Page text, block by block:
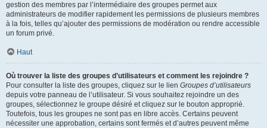
gestion des membres par l’intermédiaire des groupes permet aux
administrateurs de modifier rapidement les permissions de plusieurs membres
à la fois, telles qu’ajouter des permissions de modération ou rendre accessible
un forum privé.
Haut
Où trouver la liste des groupes d’utilisateurs et comment les rejoindre ?
Pour consulter la liste des groupes, cliquez sur le lien Groupes d’utilisateurs
depuis votre panneau de l’utilisateur. Si vous souhaitez rejoindre un des
groupes, sélectionnez le groupe désiré et cliquez sur le bouton approprié.
Toutefois, tous les groupes ne sont pas en libre accès. Certains peuvent
nécessiter une approbation, certains sont fermés et d’autres peuvent même